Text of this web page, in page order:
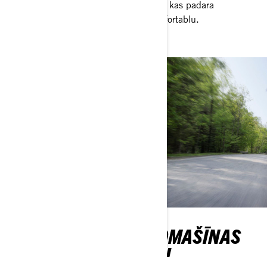
garā ceļojumā, tu vēlies ikvienu ērtību, kas padara
piedzīvojumu gan aizraujošu, gan komfortablu.
BRAUCAMS AR AUTOMAŠĪNAS